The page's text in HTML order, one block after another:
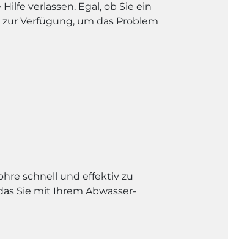
verlassen. Egal, ob Sie ein
Verfügung, um das Problem
schnell und effektiv zu
Sie mit Ihrem Abwasser-